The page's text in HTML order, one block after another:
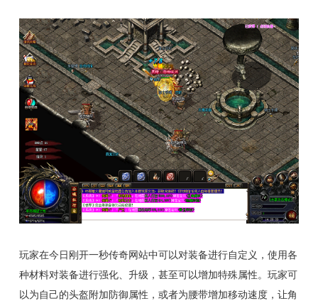
玩家在今日刚开一秒传奇网站中可以对装备进行自定义，使用各
种材料对装备进行强化、升级，甚至可以增加特殊属性。玩家可
以为自己的头盔附加防御属性，或者为腰带增加移动速度，让角